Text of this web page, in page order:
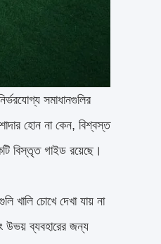
সমাধানগুলির
হোন না কেন, বিশ্বস্ত
বিস্তৃত গাইড রয়েছে।
খালি চোখে দেখা যায় না
উভয় ব্যবহারের জন্য